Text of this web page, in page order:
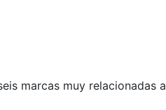
marcas muy relacionadas a